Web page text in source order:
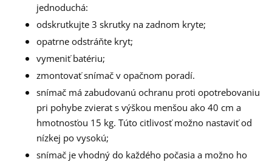
jednoduchá:
odskrutkujte 3 skrutky na zadnom kryte;
opatrne odstráňte kryt;
vymeniť batériu;
zmontovať snímač v opačnom poradí.
snímač má zabudovanú ochranu proti opotrebovaniu
pri pohybe zvierat s výškou menšou ako 40 cm a
hmotnosťou 15 kg. Túto citlivosť možno nastaviť od
nízkej po vysokú;
snímač je vhodný do každého počasia a možno ho